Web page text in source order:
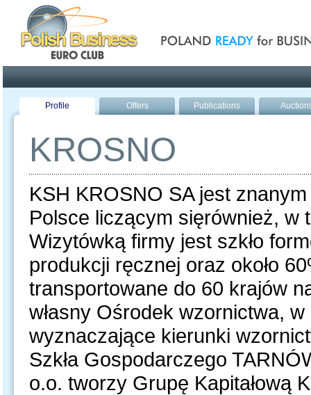
Profile Offers Publications
KROSNO
KSH KROSNO SA jest
Polsce liczącym sięrównież, w
Wizytówką firmy jest szkło
produkcji ręcznej oraz około
transportowane do 60 krajów
własny Ośrodek wzornictwa,
wyznaczające kierunki
Szkła Gospodarczego
o.o. tworzy Grupę Kapitałową